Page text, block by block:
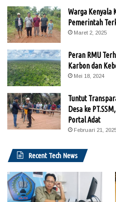
Warga Kenyala
Pemerintah
Maret 2, 2025
Peran RMU
Karbon dan
Mei 18, 2024
Tuntut
Desa ke
Portal Adat
Februari 21,
Recent Tech News